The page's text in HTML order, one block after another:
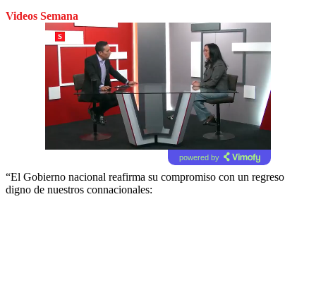
Videos Semana
powered by
“El Gobierno nacional reafirma su compromiso con un regreso
digno de nuestros connacionales: